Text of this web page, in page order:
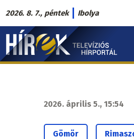
Ugrás
a
tartalomra
2026. 8. 7., péntek Ibolya
Hírek.sk
fő
2026. április 5., 15:54
Gömör